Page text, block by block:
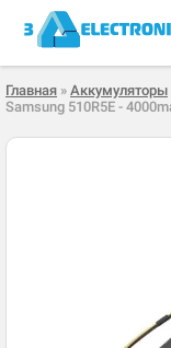
Главная » Аккумуляторы
Samsung 510R5E -